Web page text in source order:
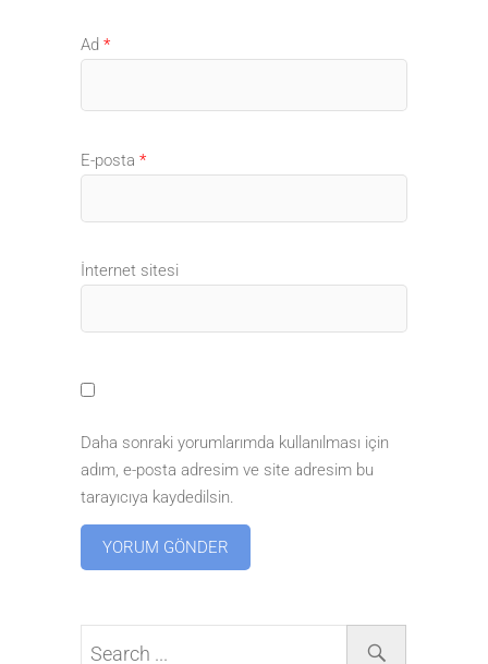
Ad *
E-posta *
İnternet sitesi
Daha sonraki yorumlarımda kullanılması için
adım, e-posta adresim ve site adresim bu
tarayıcıya kaydedilsin.